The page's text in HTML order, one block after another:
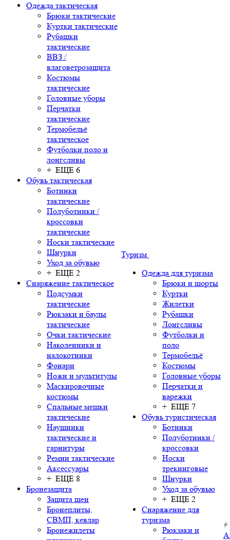
Одежда тактическая
Брюки тактические
Куртки тактические
Рубашки
тактические
ВВЗ /
влаговетрозащита
Костюмы
тактические
Головные уборы
Перчатки
тактические
Термобельё
тактическое
Футболки поло и
лонгсливы
+ ЕЩЕ 6
Обувь тактическая
Ботинки
тактические
Полуботинки /
кроссовки
тактические
Носки тактические
Шнурки
Уход за обувью
+ ЕЩЕ 2
Снаряжение тактическое
Подсумки
тактические
Рюкзаки и баулы
тактические
Очки тактические
Наколенники и
налокотники
Фонари
Ножи и мультитулы
Маскировочные
костюмы
Спальные мешки
тактические
Наушники
тактические и
гарнитуры
Ремни тактические
Аксессуары
+ ЕЩЕ 8
Бронезащита
Защита шеи
Бронеплиты,
СВМП, кевлар
Бронежилеты
Туризм
Одежда для туризма
Брюки и шорты
Куртки
Жилетки
Рубашки
Лонгсливы
Футболки и
поло
Термобельё
Костюмы
Головные уборы
Перчатки и
варежки
+ ЕЩЕ 7
Обувь туристическая
Ботинки
Полуботинки /
кроссовки
Носки
трекинговые
Шнурки
Уход за обувью
+ ЕЩЕ 2
Снаряжение для
туризма
Рюкзаки и